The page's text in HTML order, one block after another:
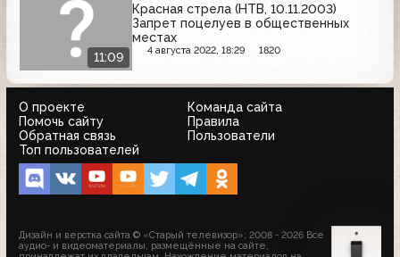
11:09
Красная стрела (НТВ, 10.11.2003)
Запрет поцелуев в общественных
местах
4 августа 2022, 18:29 1820
О проекте
Команда сайта
Помочь сайту
Правила
Обратная связь
Пользователи
Топ пользователей
Дизайн и верстка сайта © «Старый телевизор»; 2008 - 2026 Все
аудио- и видеоматериалы, размещённые на сайте,